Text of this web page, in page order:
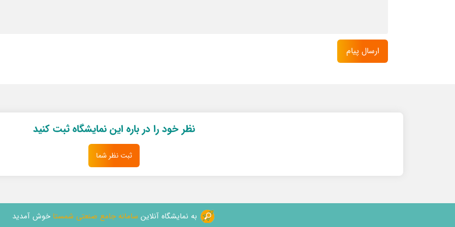
نظر خود را در باره این نمایشگاه ثبت کنید
ثبت نظر شما
کلیه حقوق متعلق به سامانه جامع شمستامی باشد به نمایشگاه آنلاین سامانه جامع صنعتی شمستا خوش آمدید